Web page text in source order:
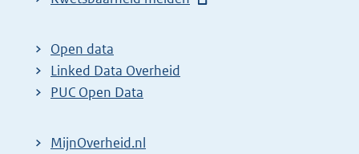
t
e
r
l
Open data
Linked Data Overheid
PUC Open Data
MijnOverheid.nl